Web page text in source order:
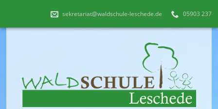
sekretariat@waldschule-leschede.de 05903 237